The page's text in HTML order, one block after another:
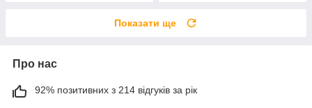
Показати ще
Про нас
92% позитивних з 214 відгуків за рік